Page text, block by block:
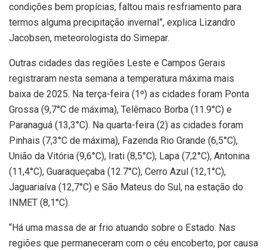
condições bem propícias, faltou mais resfriamento para
termos alguma precipitação invernal”, explica Lizandro
Jacobsen, meteorologista do Simepar.
Outras cidades das regiões Leste e Campos Gerais
registraram nesta semana a temperatura máxima mais
baixa de 2025. Na terça-feira (1º) as cidades foram Ponta
Grossa (9,7°C de máxima), Telêmaco Borba (11.9°C) e
Paranaguá (13,3°C). Na quarta-feira (2) as cidades foram
Pinhais (7,3°C de máxima), Fazenda Rio Grande (6,5°C),
União da Vitória (9,6°C), Irati (8,5°C), Lapa (7,2°C), Antonina
(11,4°C), Guaraqueçaba (12.7°C), Cerro Azul (12,1°C),
Jaguariaíva (12,7°C) e São Mateus do Sul, na estação do
INMET (8,1°C).
“Há uma massa de ar frio atuando sobre o Estado. Nas
regiões que permaneceram com o céu encoberto, por causa